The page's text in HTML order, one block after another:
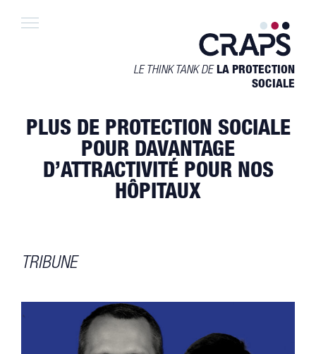
LE THINK TANK DE LA PROTECTION
SOCIALE
PLUS DE PROTECTION SOCIALE
POUR DAVANTAGE
D’ATTRACTIVITÉ POUR NOS
HÔPITAUX
TRIBUNE